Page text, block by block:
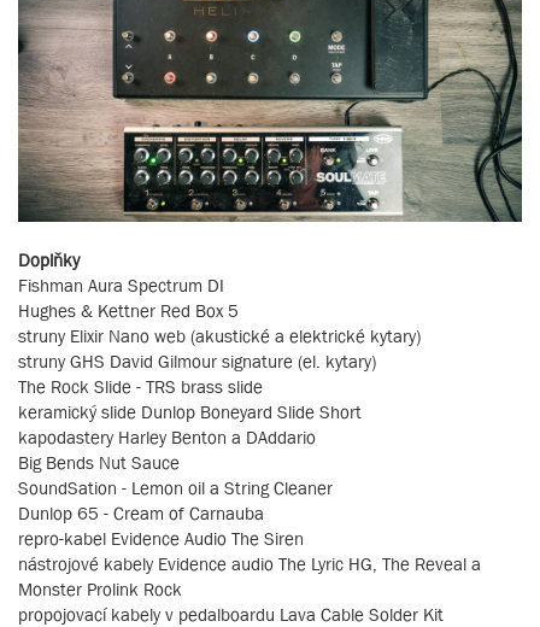
Doplňky
Fishman Aura Spectrum DI
Hughes & Kettner Red Box 5
struny Elixir Nano web (akustické a elektrické kytary)
struny GHS David Gilmour signature (el. kytary)
The Rock Slide - TRS brass slide
keramický slide Dunlop Boneyard Slide Short
kapodastery Harley Benton a DAddario
Big Bends Nut Sauce
SoundSation - Lemon oil a String Cleaner
Dunlop 65 - Cream of Carnauba
repro-kabel Evidence Audio The Siren
nástrojové kabely Evidence audio The Lyric HG, The Reveal a
Monster Prolink Rock
propojovací kabely v pedalboardu Lava Cable Solder Kit